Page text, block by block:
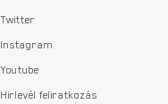
Twitter
Instagram
Youtube
Hirlevél feliratkozás